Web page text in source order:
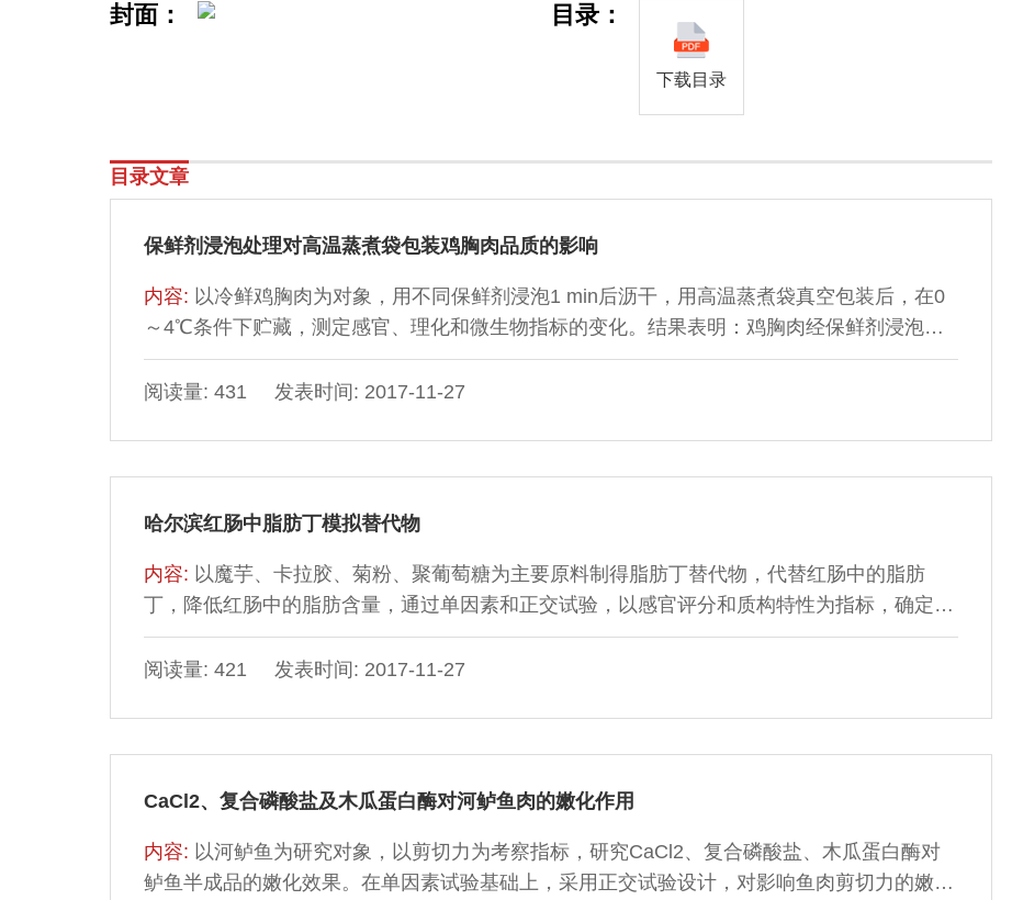
封面： 目录：
下载目录
目录文章
保鲜剂浸泡处理对高温蒸煮袋包装鸡胸肉品质的影响
内容: 以冷鲜鸡胸肉为对象，用不同保鲜剂浸泡1 min后沥干，用高温蒸煮袋真空包装后，在0
～4℃条件下贮藏，测定感官、理化和微生物指标的变化。结果表明：鸡胸肉经保鲜剂浸泡和
高温蒸煮袋真空包装处理后，感官指标、汁液流失率、水分活度（water activity，aw）、挥发
性盐基氮（total volatile basic nitrogen，TVB-N）值、球蛋白沉淀和菌落总数的变化显著优于
阅读量: 431 发表时间: 2017-11-27
哈尔滨红肠中脂肪丁模拟替代物
内容: 以魔芋、卡拉胶、菊粉、聚葡萄糖为主要原料制得脂肪丁替代物，代替红肠中的脂肪
丁，降低红肠中的脂肪含量，通过单因素和正交试验，以感官评分和质构特性为指标，确定脂
肪丁替代物的最佳配方（以水为基础）：魔芋胶添加量2.5 g/100 mL、卡拉胶添加量1.25
g/100 mL、菊粉添加量1.00 g/100 mL、聚葡萄糖添加量0.75 g/100 mL、Ca(OH)2添加量为
阅读量: 421 发表时间: 2017-11-27
CaCl2、复合磷酸盐及木瓜蛋白酶对河鲈鱼肉的嫩化作用
内容: 以河鲈鱼为研究对象，以剪切力为考察指标，研究CaCl2、复合磷酸盐、木瓜蛋白酶对
鲈鱼半成品的嫩化效果。在单因素试验基础上，采用正交试验设计，对影响鱼肉剪切力的嫩化